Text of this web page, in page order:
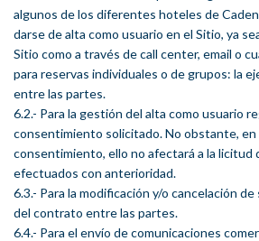
algunos de los diferentes hoteles de
darse de alta como usuario en el Sitio, ya
Sitio como a través de call center, email o
para reservas individuales o de grupos: la
entre las partes.
6.2.- Para la gestión del alta como usuario
consentimiento solicitado. No obstante, en
consentimiento, ello no afectará a la licitud
efectuados con anterioridad.
6.3.- Para la modificación y/o cancelación
del contrato entre las partes.
6.4.- Para el envío de comunicaciones